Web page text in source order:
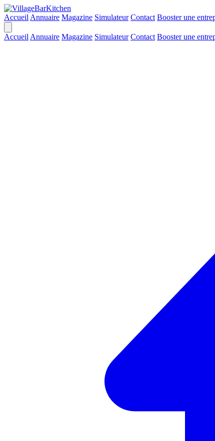
Accueil Annuaire Magazine Simulateur Contact Booster une
Accueil Annuaire Magazine Simulateur Contact Booster une